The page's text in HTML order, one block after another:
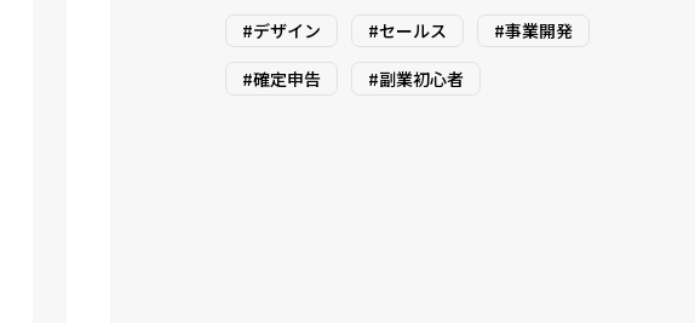
#デザイン
#セールス
#事業開発
#確定申告
#副業初心者